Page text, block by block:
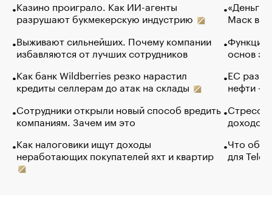
Казино проиграло. Как ИИ-агенты
разрушают букмекерскую индустрию
Выживают сильнейших. Почему компании
избавляются от лучших сотрудников
Как банк Wildberries резко нарастил
кредиты селлерам до атак на склады
Сотрудники открыли новый способ вредить
компаниям. Зачем им это
Как налоговики ищут доходы
неработающих покупателей яхт и квартир
«Деньги
Маск в
Функции
основ
ЕС
нефти —
Стресс
доходов
Что
для